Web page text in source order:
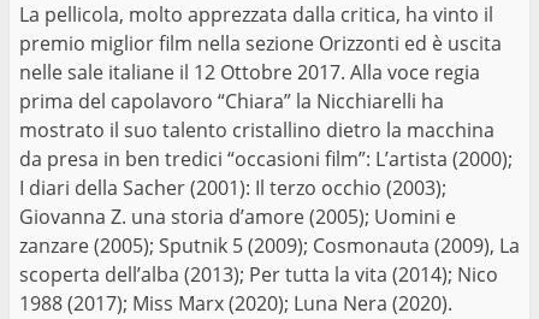
La pellicola, molto apprezzata dalla critica, ha vinto il
premio miglior film nella sezione Orizzonti ed è uscita
nelle sale italiane il 12 Ottobre 2017. Alla voce regia
prima del capolavoro “Chiara” la Nicchiarelli ha
mostrato il suo talento cristallino dietro la macchina
da presa in ben tredici “occasioni film”: L’artista (2000);
I diari della Sacher (2001): Il terzo occhio (2003);
Giovanna Z. una storia d’amore (2005); Uomini e
zanzare (2005); Sputnik 5 (2009); Cosmonauta (2009), La
scoperta dell’alba (2013); Per tutta la vita (2014); Nico
1988 (2017); Miss Marx (2020); Luna Nera (2020).